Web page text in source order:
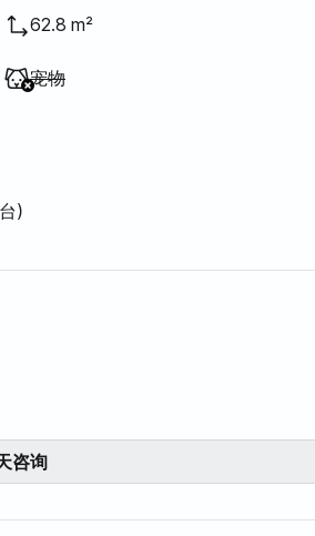
62.8 m²
不提供
宠物
）
咨询